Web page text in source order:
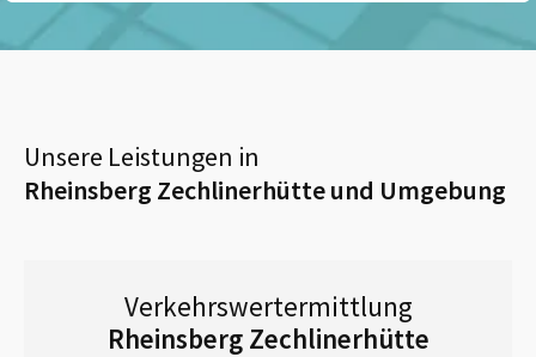
Unsere Leistungen in
Rheinsberg Zechlinerhütteund Umgebung
Verkehrswertermittlung
Rheinsberg Zechlinerhütte